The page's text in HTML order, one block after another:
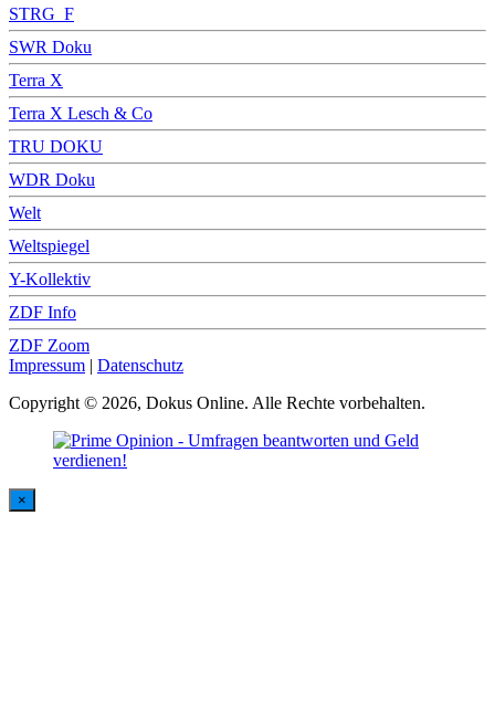
STRG_F
SWR Doku
Terra X
Terra X Lesch & Co
TRU DOKU
WDR Doku
Welt
Weltspiegel
Y-Kollektiv
ZDF Info
ZDF Zoom
Impressum | Datenschutz
Copyright © 2026, Dokus Online. Alle Rechte vorbehalten.
×